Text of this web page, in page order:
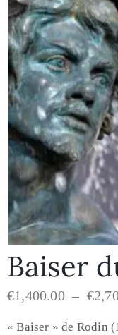
Baiser
€1,400.00 – €
« Baiser » de Rodin